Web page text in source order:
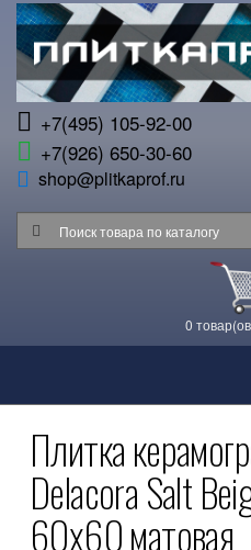
+7(495) 105-92-00
+7(926) 650-30-60
shop@plitkaprof.ru
0
Плитка
Delacora Salt
60x60 матовая